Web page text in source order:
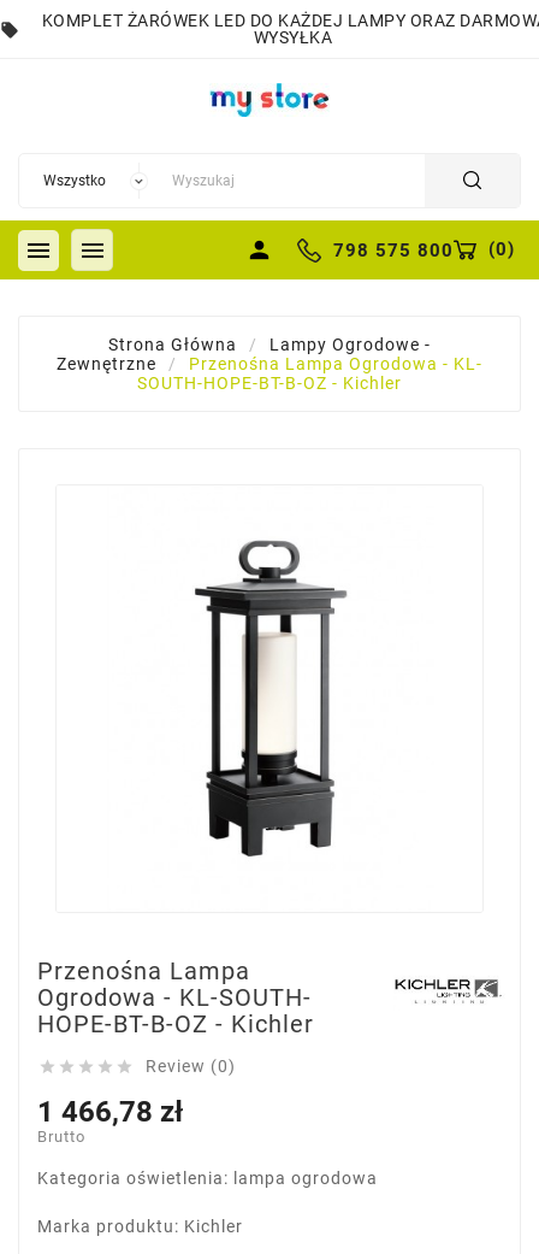
local_offer
KOMPLET ŻARÓWEK LED DO KAŻDEJ LAMPY ORAZ
WYSYŁKA
  person 798 575 800 (0)
Strona Główna
Lampy Ogrodowe -
Zewnętrzne
Przenośna Lampa Ogrodowa - KL-
SOUTH-HOPE-BT-B-OZ - Kichler
Przenośna Lampa
Ogrodowa - KL-SOUTH-
HOPE-BT-B-OZ - Kichler
     Review (0)
1 466,78 zł
Brutto
Kategoria oświetlenia: lampa ogrodowa
Marka produktu: Kichler